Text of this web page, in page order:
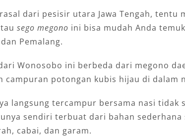
dari pesisir utara Jawa Tengah, tentu
sego megono ini bisa mudah Anda
Pemalang.
Wonosobo ini berbeda dari megono
campuran potongan kubis hijau di dalam
langsung tercampur bersama nasi tidak
sendiri terbuat dari bahan sederhana
cabai, dan garam.